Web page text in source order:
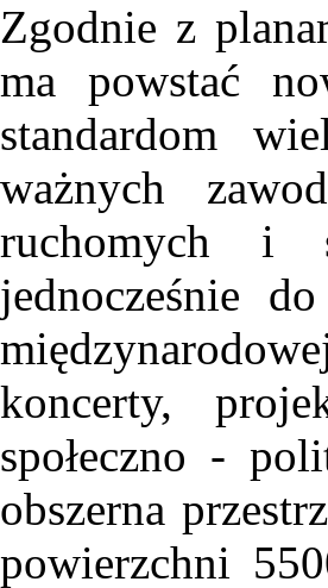
Zgodnie z
ma powstać
standardom
ważnych
ruchomych i
jednocześnie
koncerty,
społeczno -
obszerna
powierzchni